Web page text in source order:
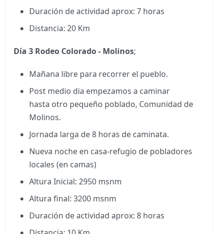
Duración de actividad aprox: 7 horas
Distancia: 20 Km
Día 3 Rodeo Colorado - Molinos;
Mañana libre para recorrer el pueblo.
Post medio dia empezamos a caminar
hasta otro pequeño poblado, Comunidad de
Molinos.
Jornada larga de 8 horas de caminata.
Nueva noche en casa-refugio de pobladores
locales (en camas)
Altura Inicial: 2950 msnm
Altura final: 3200 msnm
Duración de actividad aprox: 8 horas